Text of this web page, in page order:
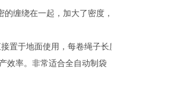
缠绕在一起，加大了密度，
置于地面使用，每卷绳子长度
效率。非常适合全自动制袋